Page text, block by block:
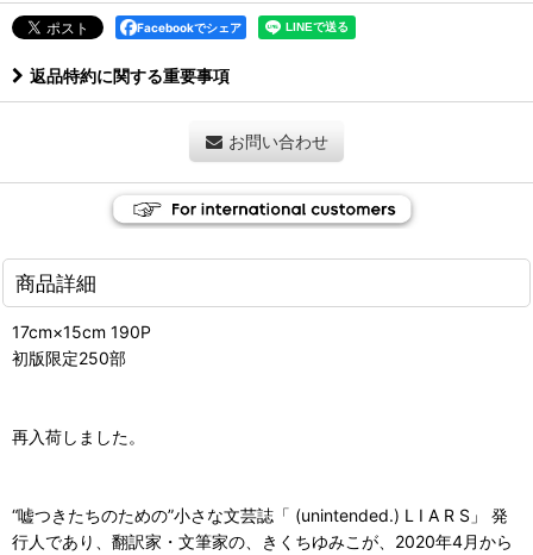
Facebookでシェア
返品特約に関する重要事項
お問い合わせ
商品詳細
17cm×15cm 190P
初版限定250部
再入荷しました。
“嘘つきたちのための”小さな文芸誌「 (unintended.) L I A R S」 発
行人であり、翻訳家・文筆家の、きくちゆみこが、2020年4月から